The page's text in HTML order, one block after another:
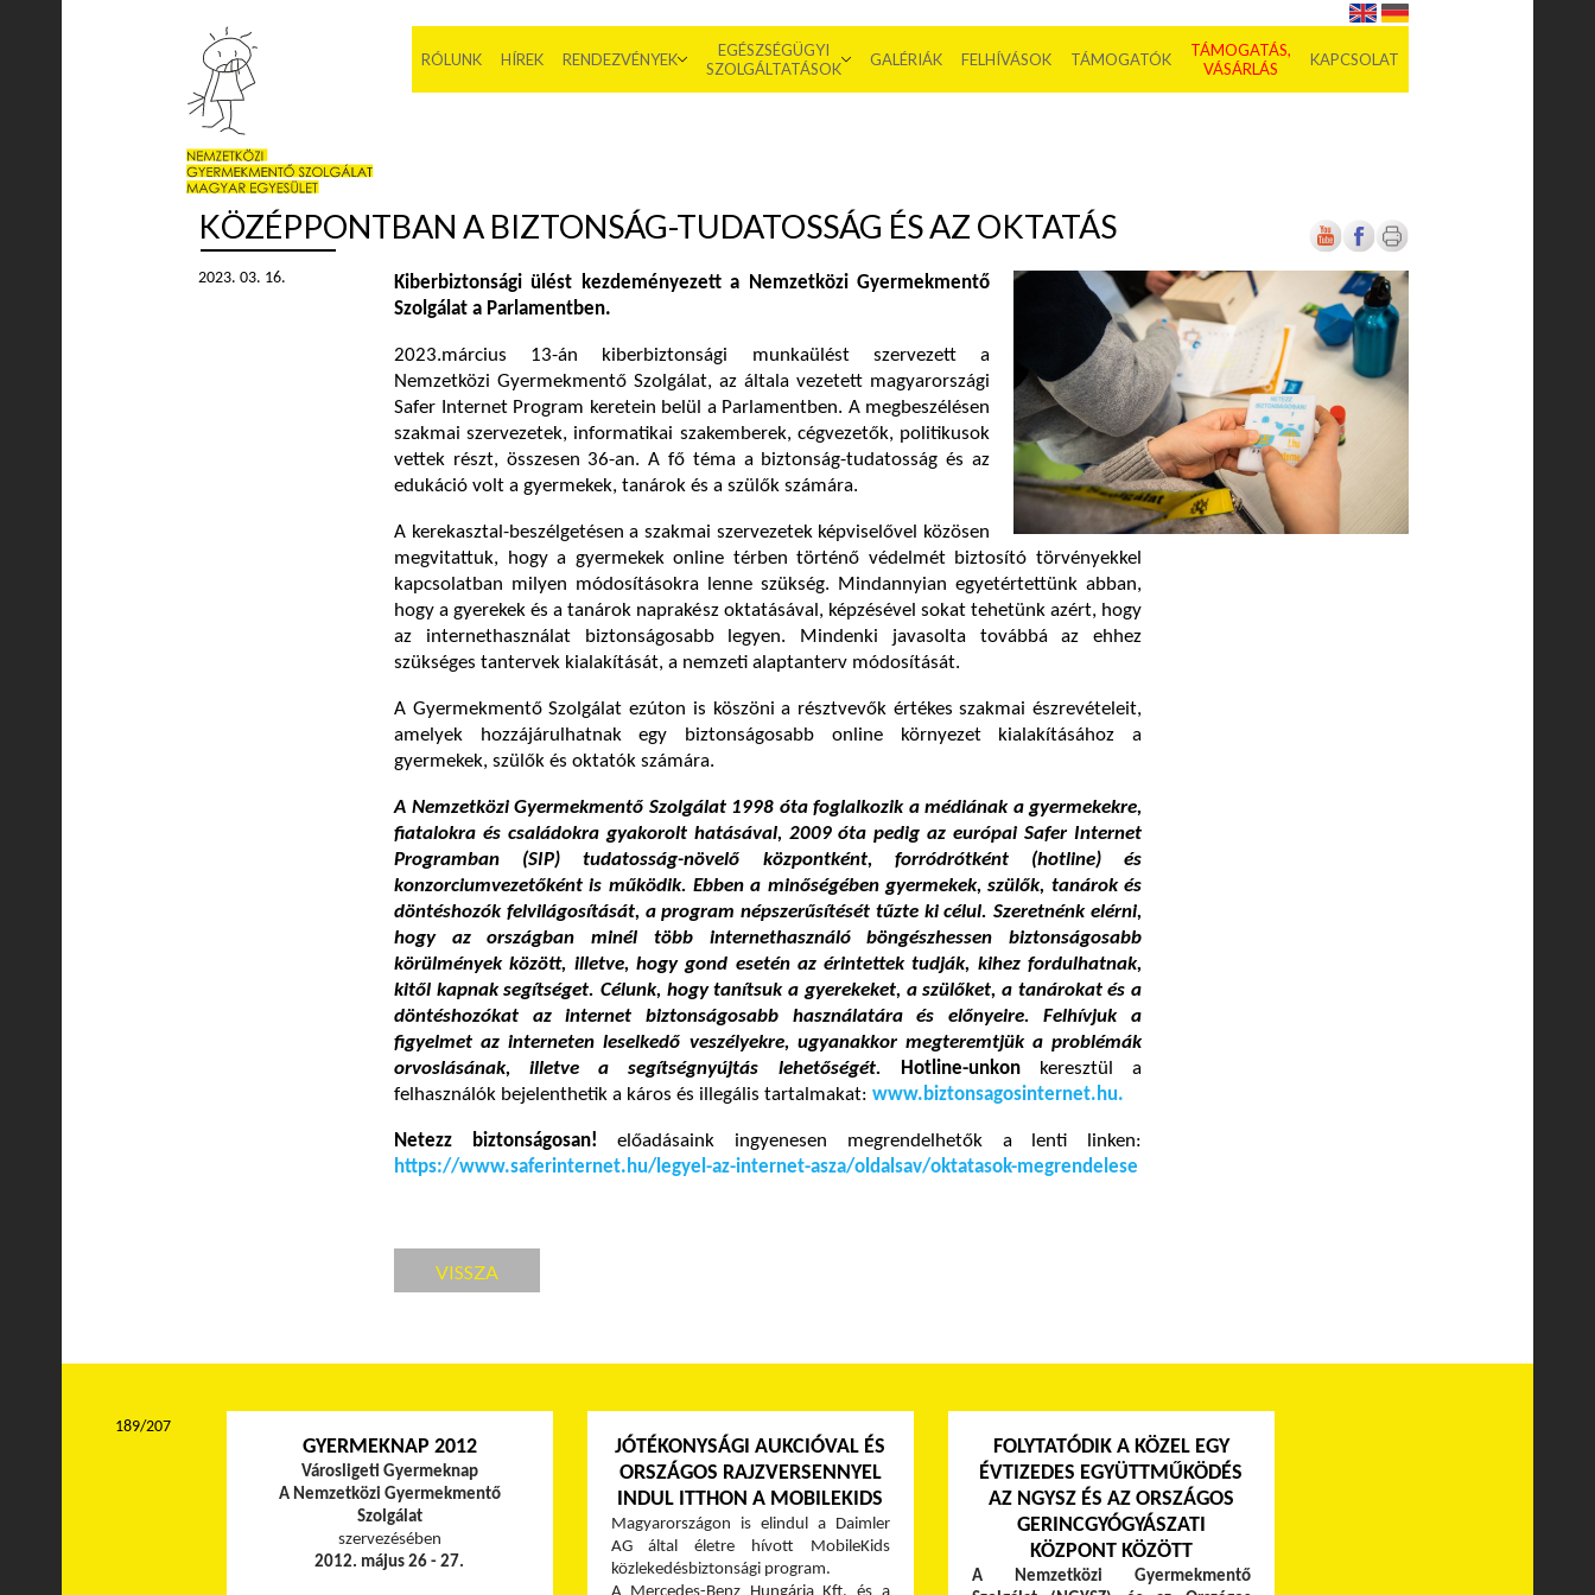
RÓLUNK HÍREK RENDEZVÉNYEK
EGÉSZSÉGÜGYI
SZOLGÁLTATÁSOK
GALÉRIÁK FELHÍVÁSOK TÁMOGATÓK
TÁMOGATÁS,
VÁSÁRLÁS
KAPCSOLAT
KÖZÉPPONTBAN A BIZTONSÁG-TUDATOSSÁG ÉS AZ OKTATÁS
2023. 03. 16.
Kiberbiztonsági ülést kezdeményezett a Nemzetközi Gyermekmentő
Szolgálat a Parlamentben.
2023.március 13-án kiberbiztonsági munkaülést szervezett a
Nemzetközi Gyermekmentő Szolgálat, az általa vezetett magyarországi
Safer Internet Program keretein belül a Parlamentben. A megbeszélésen
szakmai szervezetek, informatikai szakemberek, cégvezetők, politikusok
vettek részt, összesen 36-an. A fő téma a biztonság-tudatosság és az
edukáció volt a gyermekek, tanárok és a szülők számára.
A kerekasztal-beszélgetésen a szakmai szervezetek képviselővel közösen
megvitattuk, hogy a gyermekek online térben történő védelmét biztosító törvényekkel
kapcsolatban milyen módosításokra lenne szükség. Mindannyian egyetértettünk abban,
hogy a gyerekek és a tanárok naprakész oktatásával, képzésével sokat tehetünk azért, hogy
az internethasználat biztonságosabb legyen. Mindenki javasolta továbbá az ehhez
szükséges tantervek kialakítását, a nemzeti alaptanterv módosítását.
A Gyermekmentő Szolgálat ezúton is köszöni a résztvevők értékes szakmai észrevételeit,
amelyek hozzájárulhatnak egy biztonságosabb online környezet kialakításához a
gyermekek, szülők és oktatók számára.
A Nemzetközi Gyermekmentő Szolgálat 1998 óta foglalkozik a médiának a gyermekekre,
fiatalokra és családokra gyakorolt hatásával, 2009 óta pedig az európai Safer Internet
Programban (SIP) tudatosság-növelő központként, forródrótként (hotline) és
konzorciumvezetőként is működik. Ebben a minőségében gyermekek, szülők, tanárok és
döntéshozók felvilágosítását, a program népszerűsítését tűzte ki célul. Szeretnénk elérni,
hogy az országban minél több internethasználó böngészhessen biztonságosabb
körülmények között, illetve, hogy gond esetén az érintettek tudják, kihez fordulhatnak,
kitől kapnak segítséget. Célunk, hogy tanítsuk a gyerekeket, a szülőket, a tanárokat és a
döntéshozókat az internet biztonságosabb használatára és előnyeire. Felhívjuk a
figyelmet az interneten leselkedő veszélyekre, ugyanakkor megteremtjük a problémák
orvoslásának, illetve a segítségnyújtás lehetőségét.
Hotline-unkonkeresztül a
felhasználók bejelenthetik a káros és illegális tartalmakat: www.biztonsagosinternet.hu.
Netezz biztonságosan!előadásaink ingyenesen megrendelhetők a lenti linken:
https://www.saferinternet.hu/legyel-az-internet-asza/oldalsav/oktatasok-megrendelese
VISSZA
GYERMEKNAP 2012
Városligeti Gyermeknap
A Nemzetközi Gyermekmentő
Szolgálat
szervezésében
2012. május 26 - 27.
JÓTÉKONYSÁGI AUKCIÓVAL ÉS
ORSZÁGOS RAJZVERSENNYEL
INDUL ITTHON A MOBILEKIDS
Magyarországon is elindul a Daimler
AG által életre hívott MobileKids
közlekedésbiztonsági program.
FOLYTATÓDIK A KÖZEL EGY
ÉVTIZEDES EGYÜTTMŰKÖDÉS
AZ NGYSZ ÉS AZ ORSZÁGOS
GERINCGYÓGYÁSZATI
KÖZPONT KÖZÖTT
A Nemzetközi Gyermekmentő
189/207